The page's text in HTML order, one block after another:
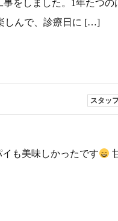
をしました。1年たつの
しんで、診療日に […]
スタッ
も美味しかったです